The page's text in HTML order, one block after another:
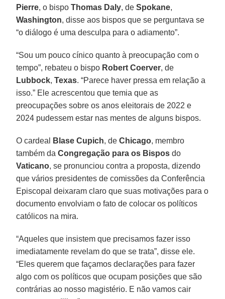
Pierre, o bispoThomas Daly, deSpokane,
Washington, disse aos bispos que se perguntava se
“o diálogo é uma desculpa para o adiamento”.
“Sou um pouco cínico quanto à preocupação com o
tempo”, rebateu o bispo Robert Coerver, de
Lubbock,Texas. “Parece haver pressa em relação a
isso.” Ele acrescentou que temia que as
preocupações sobre os anos eleitorais de 2022 e
2024 pudessem estar nas mentes de alguns bispos.
O cardeal Blase Cupich, deChicago, membro
também daCongregação para os Bispos do
Vaticano, se pronunciou contra a proposta, dizendo
que vários presidentes de comissões da Conferência
Episcopal deixaram claro que suas motivações para o
documento envolviam o fato de colocar os políticos
católicos na mira.
“Aqueles que insistem que precisamos fazer isso
imediatamente revelam do que se trata”, disse ele.
“Eles querem que façamos declarações para fazer
algo com os políticos que ocupam posições que são
contrárias ao nosso magistério. E não vamos cair